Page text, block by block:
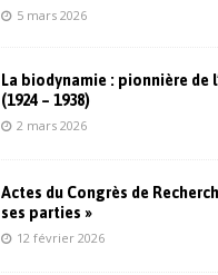
5 mars 2026
La biodynamie : pionnière de
(1924 – 1938)
2 mars 2026
Actes du Congrès de
ses parties »
12 février 2026